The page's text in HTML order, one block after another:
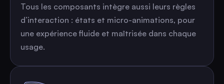
Tous les composants intègre aussi leurs règles
d’interaction : états et micro-animations, pour
une expérience fluide et maîtrisée dans chaque
usage.